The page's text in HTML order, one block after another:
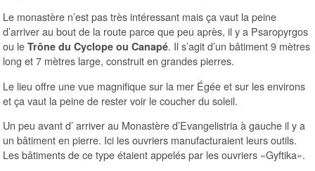
Le monastère n’est pas très intéressant mais ça vaut la peine
d’arriver au bout de la route parce que peu après, il y a Psaropyrgos
ou leTrône du Cyclope ou Canapé. Il s’agit d’un bâtiment 9 mètres
long et 7 mètres large, construit en grandes pierres.
Le lieu offre une vue magnifique sur la mer Égée et sur les environs
et ça vaut la peine de rester voir le coucher du soleil.
Un peu avant d’ arriver au Monastère d’Evangelistria à gauche il y a
un bâtiment en pierre. Ici les ouvriers manufacturaient leurs outils.
Les bâtiments de ce type étaient appelés par les ouvriers «Gyftika».